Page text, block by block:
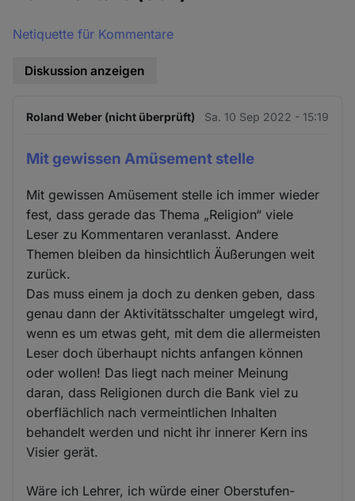
Netiquette für Kommentare
Diskussion anzeigen
Roland Weber (nicht überprüft) Sa. 10 Sep 2022 - 15:19
Mit gewissen Amüsement stelle
Mit gewissen Amüsement stelle ich immer wieder
fest, dass gerade das Thema „Religion“ viele
Leser zu Kommentaren veranlasst. Andere
Themen bleiben da hinsichtlich Äußerungen weit
zurück.
Das muss einem ja doch zu denken geben, dass
genau dann der Aktivitätsschalter umgelegt wird,
wenn es um etwas geht, mit dem die allermeisten
Leser doch überhaupt nichts anfangen können
oder wollen! Das liegt nach meiner Meinung
daran, dass Religionen durch die Bank viel zu
oberflächlich nach vermeintlichen Inhalten
behandelt werden und nicht ihr innerer Kern ins
Visier gerät.
Wäre ich Lehrer, ich würde einer Oberstufen-